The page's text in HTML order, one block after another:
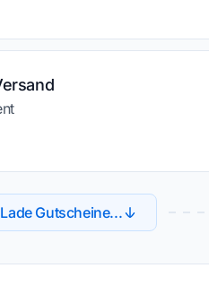
Lade Gutscheine...